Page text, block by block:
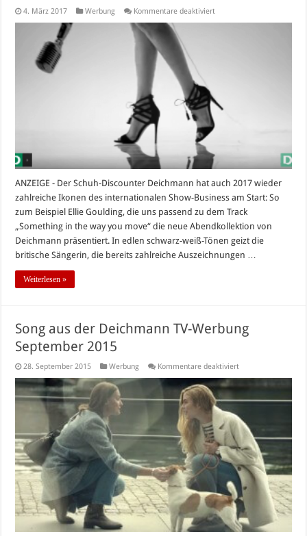
4. März 2017 Werbung Kommentare deaktiviertfür
ANZEIGE - Der Schuh-Discounter Deichmann hat auch 2017 wieder
zahlreiche Ikonen des internationalen Show-Business am Start: So
zum Beispiel Ellie Goulding, die uns passend zu dem Track
„Something in the way you move“ die neue Abendkollektion von
Deichmann präsentiert. In edlen schwarz-weiß-Tönen geizt die
britische Sängerin, die bereits zahlreiche Auszeichnungen …
Weiterlesen »
Song aus der Deichmann TV-Werbung
September 2015
28. September 2015 Werbung Kommentare deaktiviertfür
Deichmann
Werbung
September
2015